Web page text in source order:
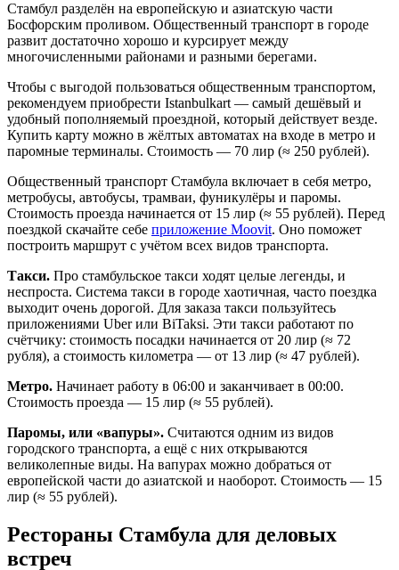
Стамбул разделён на европейскую и азиатскую части
Босфорским проливом. Общественный транспорт в городе
развит достаточно хорошо и курсирует между
многочисленными районами и разными берегами.
Чтобы с выгодой пользоваться общественным транспортом,
рекомендуем приобрести Istanbulkart — самый дешёвый и
удобный пополняемый проездной, который действует везде.
Купить карту можно в жёлтых автоматах на входе в метро и
паромные терминалы. Стоимость — 70 лир (≈ 250 рублей).
Общественный транспорт Стамбула включает в себя метро,
метробусы, автобусы, трамваи, фуникулёры и паромы.
Стоимость проезда начинается от 15 лир (≈ 55 рублей). Перед
поездкой скачайте себе приложение Moovit. Оно поможет
построить маршрут с учётом всех видов транспорта.
Такси. Про стамбульское такси ходят целые легенды, и
неспроста. Система такси в городе хаотичная, часто поездка
выходит очень дорогой. Для заказа такси пользуйтесь
приложениями Uber или BiTaksi. Эти такси работают по
счётчику: стоимость посадки начинается от 20 лир (≈ 72
рубля), а стоимость километра — от 13 лир (≈ 47 рублей).
Метро. Начинает работу в 06:00 и заканчивает в 00:00.
Стоимость проезда — 15 лир (≈ 55 рублей).
Паромы, или «вапуры». Считаются одним из видов
городского транспорта, а ещё с них открываются
великолепные виды. На вапурах можно добраться от
европейской части до азиатской и наоборот. Стоимость — 15
лир (≈ 55 рублей).
Рестораны Стамбула для деловых
встреч